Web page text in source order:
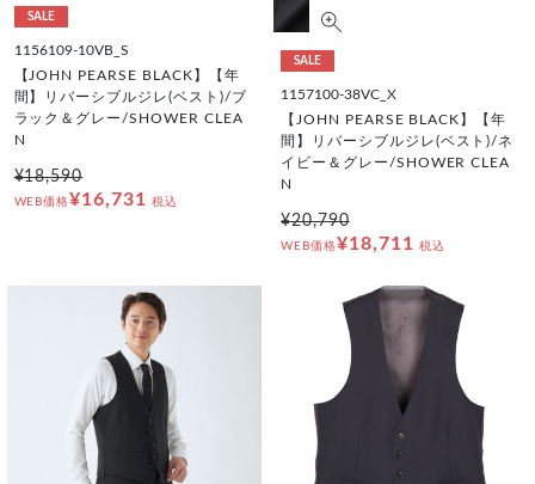
SALE
1156109-10VB_S
【JOHN PEARSE BLACK】【年
間】リバーシブルジレ(ベスト)/ブ
ラック＆グレー/SHOWER CLEA
N
¥18,590
WEB価格¥16,731 税込
SALE
1157100-38VC_X
【JOHN PEARSE BLACK】【年
間】リバーシブルジレ(ベスト)/ネ
イビー＆グレー/SHOWER CLEA
N
¥20,790
WEB価格¥18,711 税込